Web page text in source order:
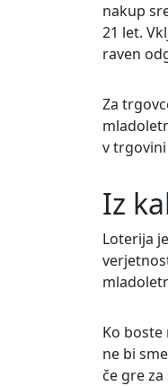
nakup
21 let.
raven
Za
v
Iz
Loterija
Ko
ne bi
če gre